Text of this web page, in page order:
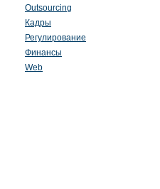
Outsourcing
Кадры
Регулирование
Финансы
Web